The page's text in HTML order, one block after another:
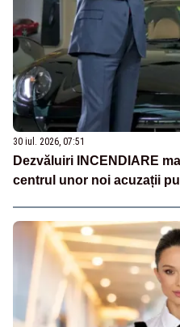
30 iul. 2026, 07:51
Dezvăluiri INCENDIARE
centrul unor noi acuzații